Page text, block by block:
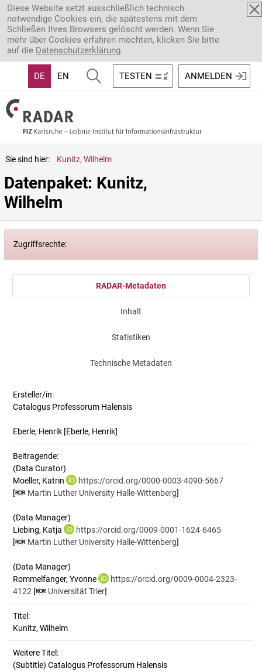
Direkt zum Inhalt
Diese Website setzt ausschließlich technisch
notwendige Cookies ein, die spätestens mit dem
Schließen Ihres Browsers gelöscht werden. Wenn Sie
mehr über Cookies erfahren möchten, klicken Sie bitte
auf die Datenschutzerklärung.
DE EN TESTEN ANMELDEN
Sie sind hier: Kunitz, Wilhelm
Datenpaket: Kunitz,
Wilhelm
Zugriffsrechte:
RADAR-Metadaten
Inhalt
Statistiken
Technische Metadaten
Ersteller/in:
Catalogus Professorum Halensis
Eberle, Henrik [Eberle, Henrik]
Beitragende:
(Data Curator)
Moeller, Katrin
https://orcid.org/0000-0003-4090-5667
[
Martin Luther University Halle-Wittenberg]
(Data Manager)
Liebing, Katja
https://orcid.org/0009-0001-1624-6465
[
Martin Luther University Halle-Wittenberg]
(Data Manager)
Rommelfanger, Yvonne
https://orcid.org/0009-0004-2323-
4122 [ Universität Trier]
Titel:
Kunitz, Wilhelm
Weitere Titel:
(Subtitle) Catalogus Professorum Halensis